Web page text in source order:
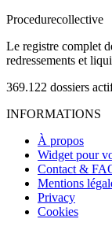
Procedurecollective
Le registre complet
redressements et
369.122 dossiers
INFORMATIONS
À propos
Widget pour
Contact &
Mentions
Privacy
Cookies